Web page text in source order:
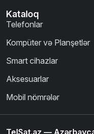
Kataloq
Telefonlar
Kompüter və Planşetlər
Smart cihazlar
Aksesuarlar
Mobil nömrələr
TelSat.az —